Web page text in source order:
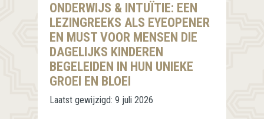
ONDERWIJS & INTUÏTIE: EEN
LEZINGREEKS ALS EYEOPENER
EN MUST VOOR MENSEN DIE
DAGELIJKS KINDEREN
BEGELEIDEN IN HUN UNIEKE
GROEI EN BLOEI
Laatst gewijzigd: 9 juli 2026